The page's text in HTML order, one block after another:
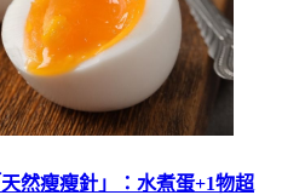
然瘦瘦針」：水煮蛋+1物超